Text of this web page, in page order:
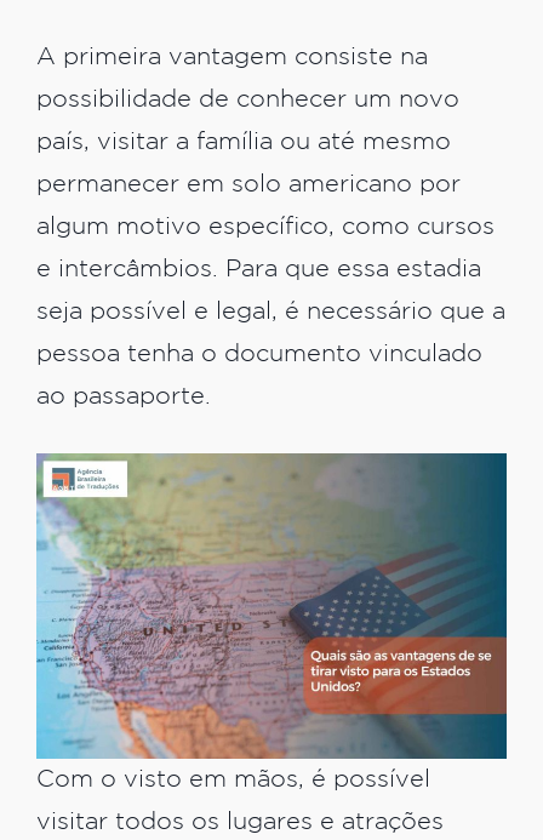
A primeira vantagem consiste na
possibilidade de conhecer um novo
país, visitar a família ou até mesmo
permanecer em solo americano por
algum motivo específico, como cursos
e intercâmbios. Para que essa estadia
seja possível e legal, é necessário que a
pessoa tenha o documento vinculado
ao passaporte.
Com o visto em mãos, é possível
visitar todos os lugares e atrações